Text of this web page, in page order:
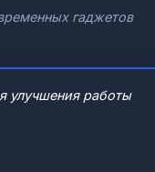
гаджетов
улучшения работы